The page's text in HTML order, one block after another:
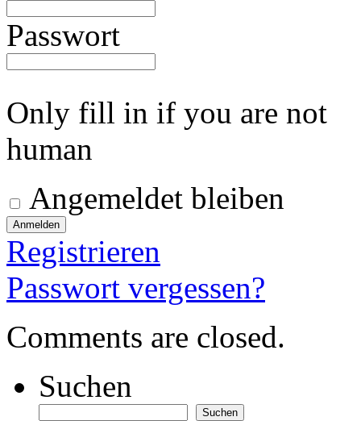
Passwort
Only fill in if you are not
human
Angemeldet bleiben
Registrieren
Passwort vergessen?
Comments are closed.
Suchen
Suchen